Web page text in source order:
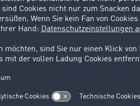
von 11 Stunden einhalten.
oder auf 9 Stunden
Ruhezeit. Sie besagt,
45 Stunden machen
sie am Stück nehmen.
muss mit einem Bußgeld
kontrolliert in